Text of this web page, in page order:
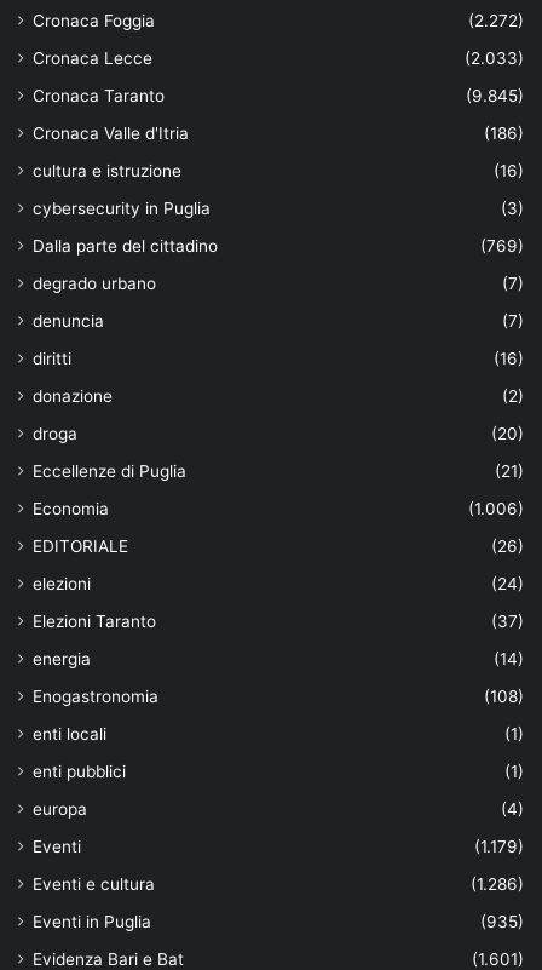
Cronaca Foggia
(2.272)
Cronaca Lecce
(2.033)
Cronaca Taranto
(9.845)
Cronaca Valle d'Itria
(186)
cultura e istruzione
(16)
cybersecurity in Puglia
(3)
Dalla parte del cittadino
(769)
degrado urbano
(7)
denuncia
(7)
diritti
(16)
donazione
(2)
droga
(20)
Eccellenze di Puglia
(21)
Economia
(1.006)
EDITORIALE
(26)
elezioni
(24)
Elezioni Taranto
(37)
energia
(14)
Enogastronomia
(108)
enti locali
(1)
enti pubblici
(1)
europa
(4)
Eventi
(1.179)
Eventi e cultura
(1.286)
Eventi in Puglia
(935)
Evidenza Bari e Bat
(1.601)